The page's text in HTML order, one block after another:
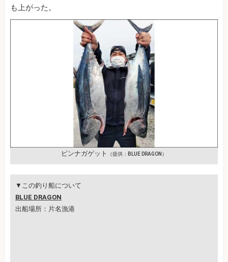
も上がった。
ビンナガゲット （提供：BLUE DRAGON）
▼この釣り船について
BLUE DRAGON
出船場所：片名漁港